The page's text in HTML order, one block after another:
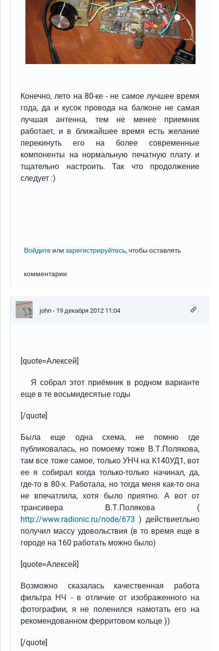
Конечно, лето на 80-ке - не самое лучшее время
года, да и кусок провода на балконе не самая
лучшая антенна, тем не менее приемник
работает, и в ближайшее время есть желание
перекинуть его на более современные
компоненты на нормальную печатную плату и
тщательно настроить. Так что продолжение
следует :)
Войдите илизарегистрируйтесь, чтобы оставлять
комментарии
john - 19 декабря 2012 11:04
[quote=Алексей]
Я собрал этот приёмник в родном варианте
еще в те восьмидесятые годы
[/quote]
Была еще одна схема, не помню где
публиковалась, но помоему тоже В.Т.Полякова,
там все тоже самое, только УНЧ на К140УД1, вот
ее я собирал когда только-только начинал, да,
где-то в 80-х. Работала, но тогда меня как-то она
не впечатлила, хотя было приятно. А вот от
трансивера В.Т.Полякова (
http://www.radionic.ru/node/673 ) действиетльно
получил массу удовольствия (в то время еще в
городе на 160 работать можно было)
[quote=Алексей]
Возможно сказалась качественная работа
фильтра НЧ - в отличие от изображенного на
фотографии, я не поленился намотать его на
рекомендованном ферритовом кольце ))
[/quote]